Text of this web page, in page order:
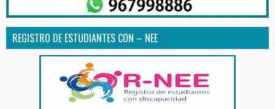
REGISTRO DE ESTUDIANTES CON – NEE